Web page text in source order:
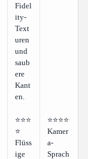
Fidel
ity-
Text
uren
und
saub
ere
Kant
en.
⭐⭐⭐
⭐
Flüss
ige
⭐⭐⭐⭐
Kamer
a-
Sprach